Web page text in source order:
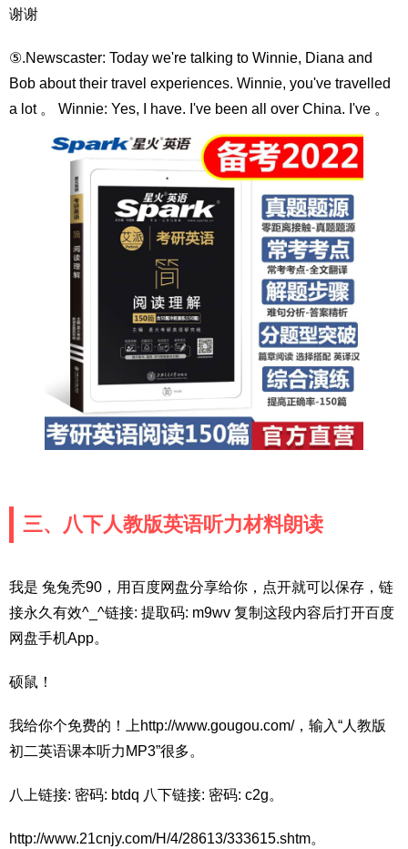
谢谢
⑤.Newscaster: Today we're talking to Winnie, Diana and
Bob about their travel experiences. Winnie, you've travelled
a lot 。 Winnie: Yes, I have. I've been all over China. I've 。
三、八下人教版英语听力材料朗读
我是 兔兔秃90，用百度网盘分享给你，点开就可以保存，链
接永久有效^_^链接: 提取码: m9wv 复制这段内容后打开百度
网盘手机App。
硕鼠！
我给你个免费的！上http://www.gougou.com/，输入“人教版
初二英语课本听力MP3”很多。
八上链接: 密码: btdq 八下链接: 密码: c2g。
http://www.21cnjy.com/H/4/28613/333615.shtm。